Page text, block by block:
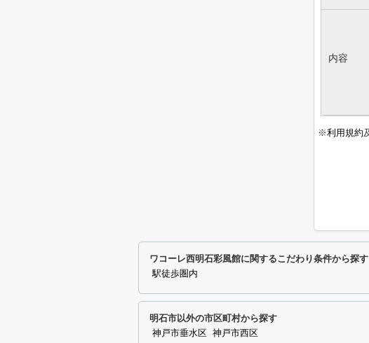
内容
※利用規約
ワコーレ西明石彩風館に関するこだわり条件から探す
駅徒歩圏内
明石市以外の市区町村から探す
神戸市垂水区 神戸市西区